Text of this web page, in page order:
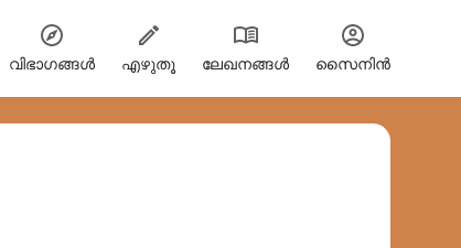
വിഭാഗങ്ങള്‍ എഴുതൂ ലേഖനങ്ങൾ സൈനിന്‍